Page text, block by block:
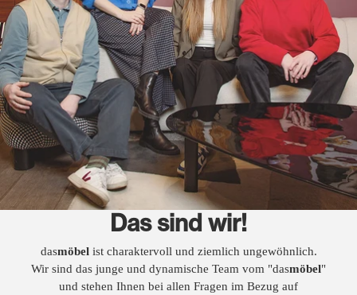
Das sind wir!
dasmöbelist charaktervoll und ziemlich ungewöhnlich.
Wir sind das junge und dynamische Team vom "dasmöbel"
und stehen Ihnen bei allen Fragen im Bezug auf